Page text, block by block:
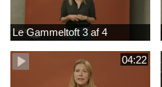
Le Gammeltoft 3 af 4
04:22